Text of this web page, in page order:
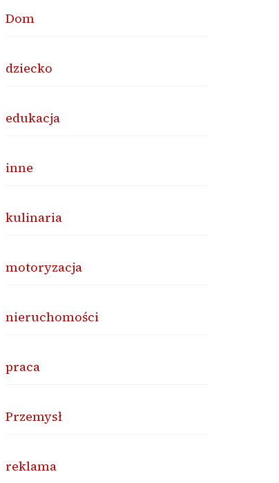
Dom
dziecko
edukacja
inne
kulinaria
motoryzacja
nieruchomości
praca
Przemysł
reklama